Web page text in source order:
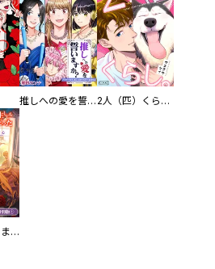
推しへの愛を誓いますか？～アラサー女子、推しは逃げぬが人生逃げる～ 2人（匹）くらし。
ドロンジョさまは転生しても悪役令嬢のままだった【分冊版】